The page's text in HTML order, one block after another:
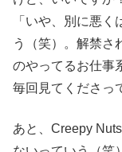
「いや、別に悪
う（笑）。解禁さ
のやってるお仕事
毎回見てくださっ
あと、Creepy